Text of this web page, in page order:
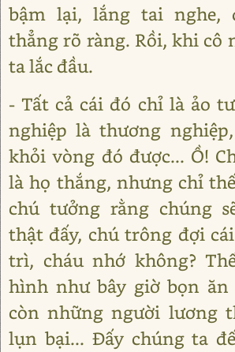
bậm lại, lắng tai nghe,
thẳng rõ ràng. Rồi, khi cô
ta lắc đầu.
- Tất cả cái đó chỉ là ảo
nghiệp là thương
khỏi vòng đó được... Ồ!
là họ thắng, nhưng chỉ
chú tưởng rằng chúng
thật đấy, chú trông đợi
trì, cháu nhớ không?
hình như bây giờ bọn ăn
còn những người lương
lụn bại... Đấy chúng ta